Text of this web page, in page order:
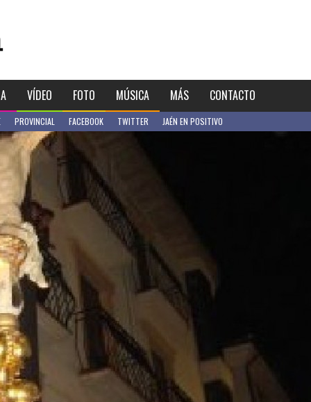
VÍDEO FOTO MÚSICA MÁS CONTACTO
PROVINCIAL FACEBOOK TWITTER JAÉN EN POSITIVO